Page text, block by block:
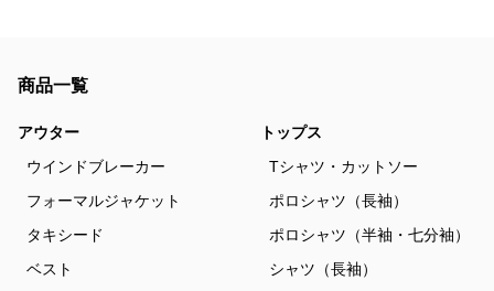
商品一覧
アウター
ウインドブレーカー
フォーマルジャケット
タキシード
ベスト
トップス
Tシャツ・カットソー
ポロシャツ（長袖）
ポロシャツ（半袖・七分袖）
シャツ（長袖）